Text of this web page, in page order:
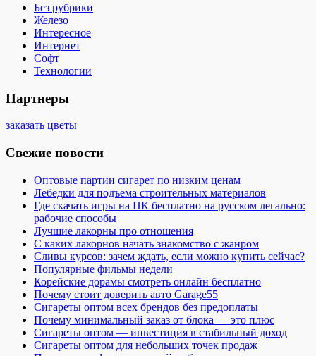
Без рубрики
Железо
Интересное
Интернет
Софт
Технологии
Партнеры
заказать цветы
Свежие новости
Оптовые партии сигарет по низким ценам
Лебедки для подъема строительных материалов
Где скачать игры на ПК бесплатно на русском легально:
рабочие способы
Лучшие лакорны про отношения
С каких лакорнов начать знакомство с жанром
Сливы курсов: зачем ждать, если можно купить сейчас?
Популярные фильмы недели
Корейские дорамы смотреть онлайн бесплатно
Почему стоит доверить авто Garage55
Сигареты оптом всех брендов без предоплаты
Почему минимальный заказ от блока — это плюс
Сигареты оптом — инвестиция в стабильный доход
Сигареты оптом для небольших точек продаж